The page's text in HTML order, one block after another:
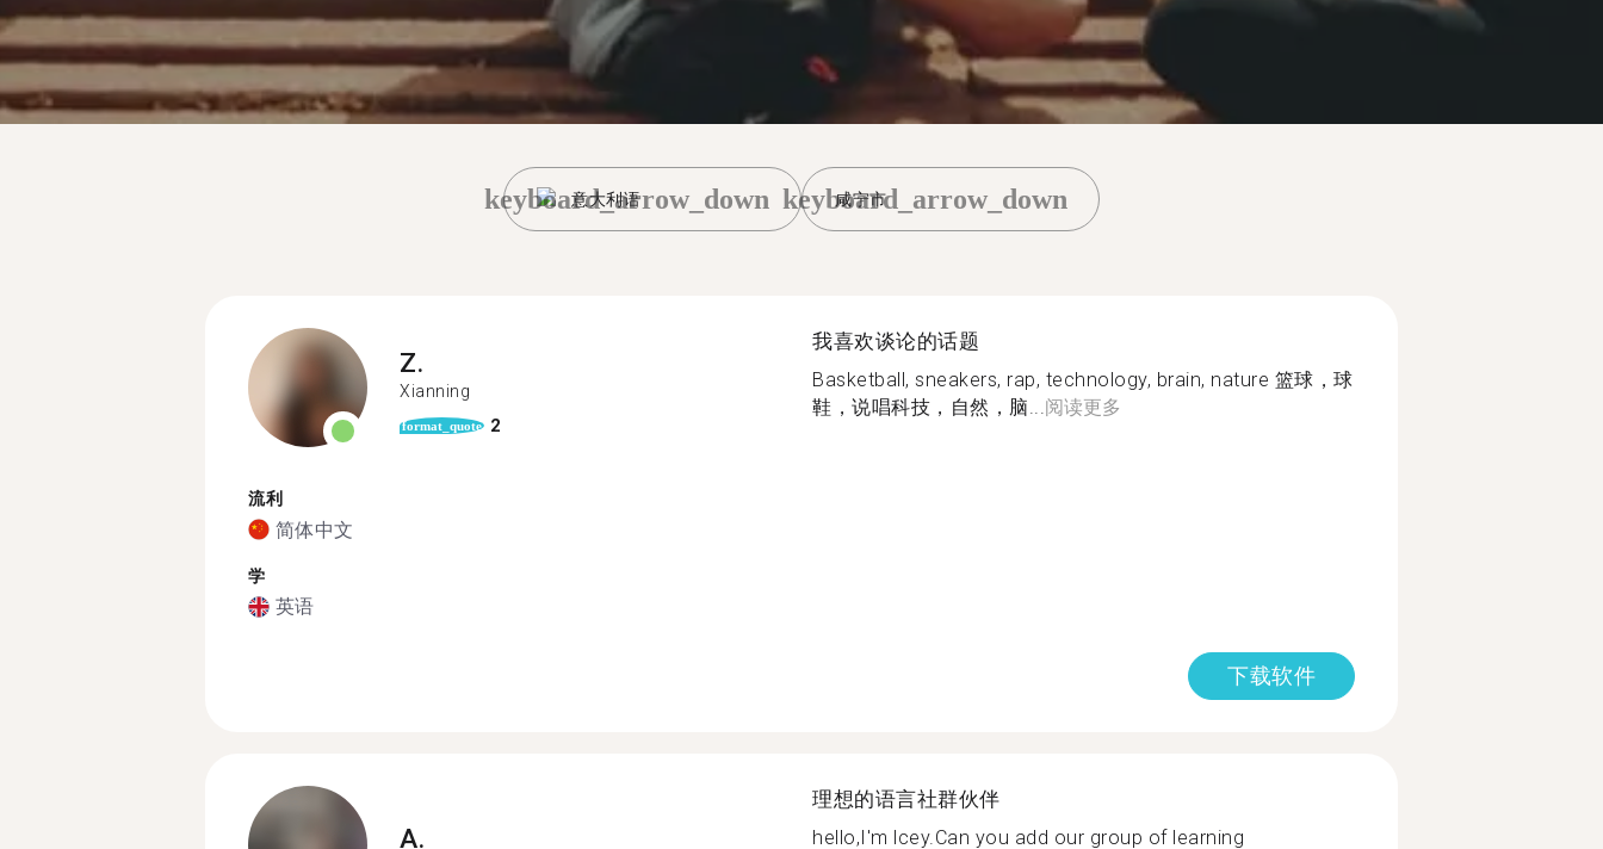
意大利语
keyboard_arrow_down 咸宁市
keyboard_arrow_down
Z.
Xianning
format_quote 2
流利
简体中文
学
英语
我喜欢谈论的话题
Basketball, sneakers, rap, technology, brain, nature 篮球，球
鞋，说唱科技，自然，脑...阅读更多
下载软件
A.
理想的语言社群伙伴
hello,I'm lcey.Can you add our group of learning